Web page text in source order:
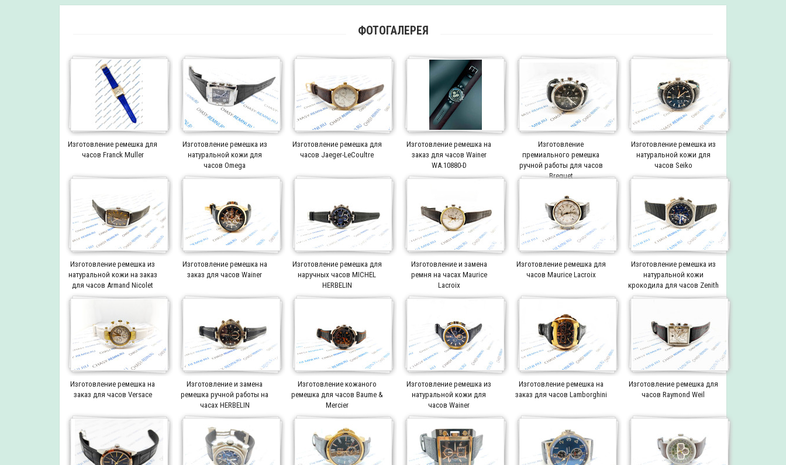
ФОТОГАЛЕРЕЯ
Изготовление ремешка для
часов Franck Muller
Изготовление ремешка из
натуральной кожи для
часов Omega
Изготовление ремешка для
часов Jaeger-LeCoultre
Изготовление ремешка на
заказ для часов Wainer
WA.10880-D
Изготовление
премиального ремешка
ручной работы для часов
Breguet
Изготовление ремешка из
натуральной кожи для
часов Seiko
Изготовление ремешка из
натуральной кожи на заказ
для часов Armand Nicolet
Изготовление ремешка на
заказ для часов Wainer
Изготовление ремешка для
наручных часов MICHEL
HERBELIN
Изготовление и замена
ремня на часах Maurice
Lacroix
Изготовление ремешка для
часов Maurice Lacroix
Изготовление ремешка из
натуральной кожи
крокодила для часов Zenith
Изготовление ремешка на
заказ для часов Versace
Изготовление и замена
ремешка ручной работы на
часах HERBELIN
Изготовление кожаного
ремешка для часов Baume &
Mercier
Изготовление ремешка из
натуральной кожи для
часов Wainer
Изготовление ремешка на
заказ для часов Lamborghini
Изготовление ремешка для
часов Raymond Weil